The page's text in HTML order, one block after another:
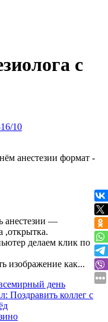
с
10
формат -
анестезии —
,открытка.
делаем клик по
изображение как...
день
Поздравить коллег с